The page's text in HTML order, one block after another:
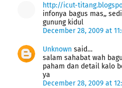
http://icut-
infonya bagus mas,,
gunung kidul
December 28, 2009 at
Unknown said…
salam sahabat wah
paham dan detail kalo
ya
December 28, 2009 at